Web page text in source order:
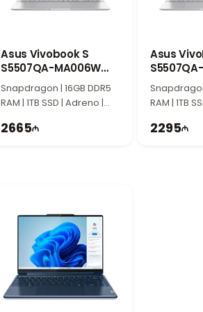
Подходит для повседневной работы и
позволяет использовать устройство в
Гибкая конструкция Spectre x360
Серия HP Spectre x360 отличается
режимах для работы, презентаций и
.
Texnoimperiya — мультибрендовый
Наш магазин находится по адресу: ул.
Помимо продажи техники, мы также
Asus Vivobook S
S5507QA-MA006W
90NB14Q2-M005E0
Snapdragon | 16GB DDR5
RAM | 1TB SSD | Adreno |
2665
Asus
RAM | 1TB
2295